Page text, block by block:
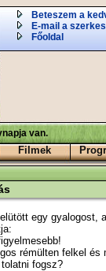
Beteszem a
E-mail a
Főoldal
van.
Filmek
egy gyalogost,
rémülten felkel és
fogsz?